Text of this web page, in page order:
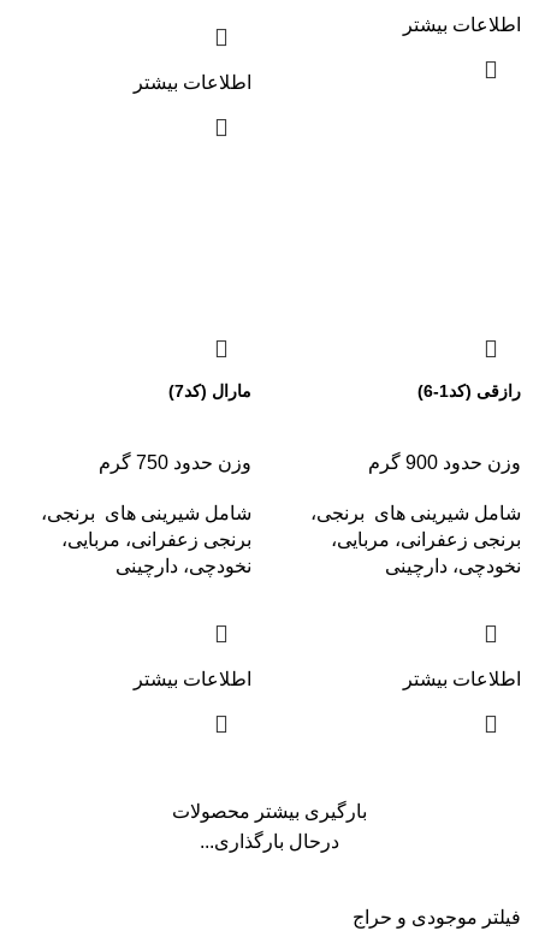
فیلتر موجودی و حراج
اطلاعات بیشتر
اطلاعات بیشتر
رازقی (کد1-6)
وزن حدود 900 گرم
شامل شیرینی های برنجی،
برنجی زعفرانی، مربایی،
نخودچی، دارچینی
اطلاعات بیشتر
مارال (کد7)
وزن حدود 750 گرم
شامل شیرینی های برنجی،
برنجی زعفرانی، مربایی،
نخودچی، دارچینی
اطلاعات بیشتر
بارگیری بیشتر محصولات
درحال بارگذاری...